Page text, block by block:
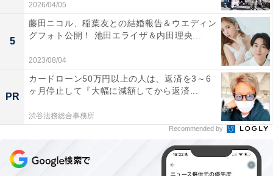
2026/04/05
5
藤田ニコル、稲葉友との結婚報告＆ウエディン
グフォト公開！ 池田エライザ＆内田理央...
2023/08/04
PR
カードローン50万円以上の人は、返済を3～6
ヶ月停止して『大幅に減額してから返済...
渋谷法務総合事務所
Recommended by